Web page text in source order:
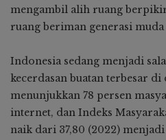
mengambil alih ruang
ruang beriman generasi muda
Indonesia sedang menjadi
kecerdasan buatan terbesar
menunjukkan 78 persen
internet, dan Indeks
naik dari 37,80 (2022)